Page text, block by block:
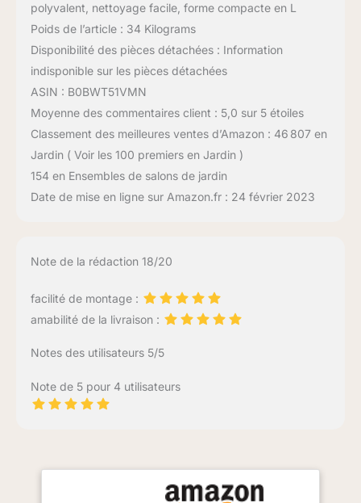
polyvalent, nettoyage facile, forme compacte en L
Poids de l’article : 34 Kilograms
Disponibilité des pièces détachées : Information
indisponible sur les pièces détachées
ASIN : B0BWT51VMN
Moyenne des commentaires client : 5,0 sur 5 étoiles
Classement des meilleures ventes d’Amazon : 46 807 en
Jardin ( Voir les 100 premiers en Jardin )
154 en Ensembles de salons de jardin
Date de mise en ligne sur Amazon.fr : 24 février 2023
Note de la rédaction 18/20
facilité de montage :
amabilité de la livraison :
Notes des utilisateurs 5/5
Note de 5 pour 4 utilisateurs